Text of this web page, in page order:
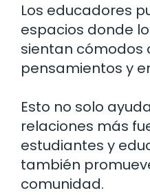
Los educadores
espacios donde
sientan cómodos
pensamientos y
Esto no solo
relaciones más
estudiantes y
también
comunidad.